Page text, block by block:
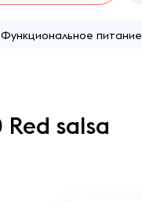
Функциональное питание
salsa